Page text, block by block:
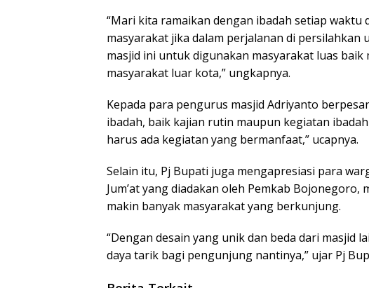
“Mari kita ramaikan dengan ibadah setiap waktu
masyarakat jika dalam perjalanan di persilahkan
masjid ini untuk digunakan masyarakat luas
masyarakat luar kota,” ungkapnya.
Kepada para pengurus masjid Adriyanto
ibadah, baik kajian rutin maupun kegiatan
harus ada kegiatan yang bermanfaat,” ucapnya.
Selain itu, Pj Bupati juga mengapresiasi para
Jum’at yang diadakan oleh Pemkab
makin banyak masyarakat yang berkunjung.
“Dengan desain yang unik dan beda dari masjid
daya tarik bagi pengunjung nantinya,” ujar Pj